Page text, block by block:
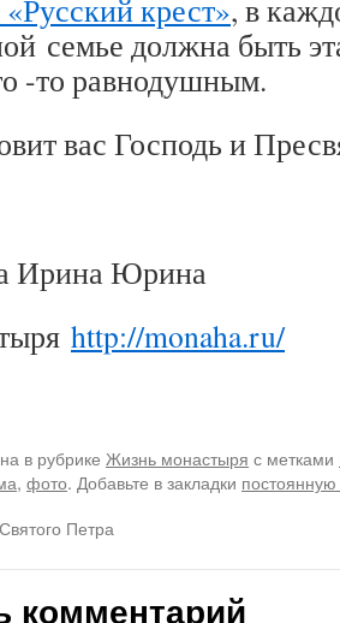
крест», в
семье должна быть
-то равнодушным.
вас Господь и
Ирина Юрина
http://monaha.ru/
в рубрике Жизнь монастыря с метками
, фото. Добавьте в закладки
Петра
комментарий